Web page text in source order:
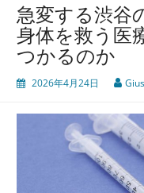
急変する渋谷
身体を救う医
つかるのか
2026年4月24日